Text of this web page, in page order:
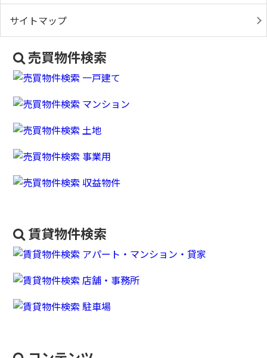
サイトマップ
売買物件検索
賃貸物件検索